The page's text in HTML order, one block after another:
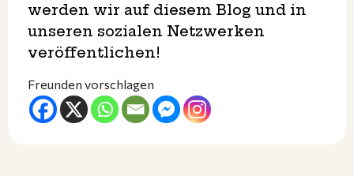
werden wir auf diesem Blog und in
unseren sozialen Netzwerken
veröffentlichen!
Freunden vorschlagen